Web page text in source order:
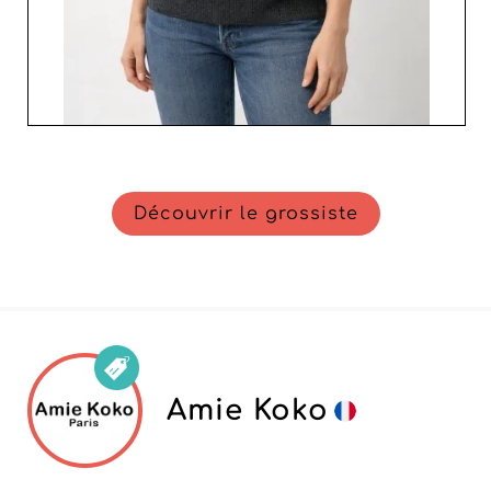
Découvrir le grossiste
Amie Koko